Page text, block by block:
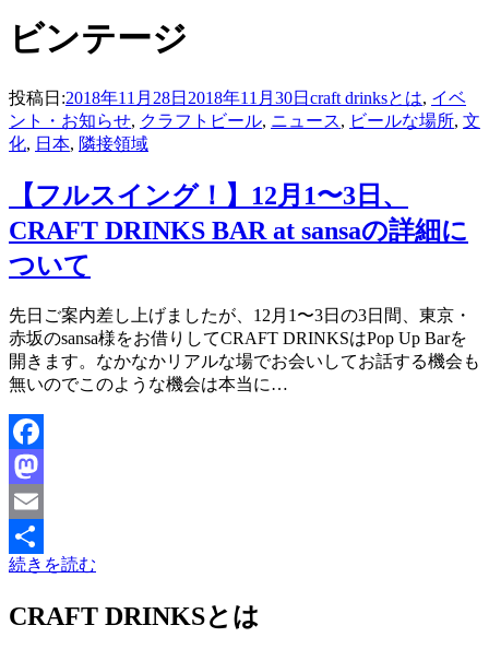
タグ
:
ビンテージ
投稿日:2018年11月28日 2018年11月30日 craft drinksとは, イベ
ント・お知らせ, クラフトビール, ニュース, ビールな場所, 文
化, 日本, 隣接領域
【フルスイング！】12月1〜3日、
CRAFT DRINKS BAR at sansaの詳細に
ついて
投稿者master
先日ご案内差し上げましたが、12月1〜3日の3日間、東京・
赤坂のsansa様をお借りしてCRAFT DRINKSはPop Up Barを
開きます。なかなかリアルな場でお会いしてお話する機会も
無いのでこのような機会は本当に…
Facebook
Mastodon
Email
共
有
続きを読む
CRAFT DRINKSとは